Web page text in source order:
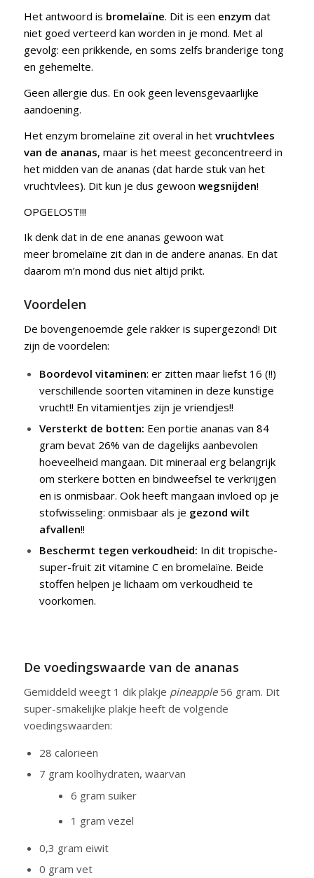
Het antwoord is bromelaïne. Dit is een enzym dat
niet goed verteerd kan worden in je mond. Met al
gevolg: een prikkende, en soms zelfs branderige tong
en gehemelte.
Geen allergie dus. En ook geen levensgevaarlijke
aandoening.
Het enzym bromelaïne zit overal in het vruchtvlees
van de ananas, maar is het meest geconcentreerd in
het midden van de ananas (dat harde stuk van het
vruchtvlees). Dit kun je dus gewoon wegsnijden!
OPGELOST!!!
Ik denk dat in de ene ananas gewoon wat
meer bromelaïne zit dan in de andere ananas. En dat
daarom m’n mond dus niet altijd prikt.
Voordelen
De bovengenoemde gele rakker is supergezond! Dit
zijn de voordelen:
Boordevol vitaminen: er zitten maar liefst 16 (!!)
verschillende soorten vitaminen in deze kunstige
vrucht!! En vitamientjes zijn je vriendjes!!
Versterkt de botten: Een portie ananas van 84
gram bevat 26% van de dagelijks aanbevolen
hoeveelheid mangaan. Dit mineraal erg belangrijk
om sterkere botten en bindweefsel te verkrijgen
en is onmisbaar. Ook heeft mangaan invloed op je
stofwisseling: onmisbaar als je gezond wilt
afvallen!!
Beschermt tegen verkoudheid: In dit tropische-
super-fruit zit vitamine C en bromelaïne. Beide
stoffen helpen je lichaam om verkoudheid te
voorkomen.
De voedingswaarde van de ananas
Gemiddeld weegt 1 dik plakje pineapple56 gram. Dit
super-smakelijke plakje heeft de volgende
voedingswaarden:
28 calorieën
7 gram koolhydraten, waarvan
6 gram suiker
1 gram vezel
0,3 gram eiwit
0 gram vet